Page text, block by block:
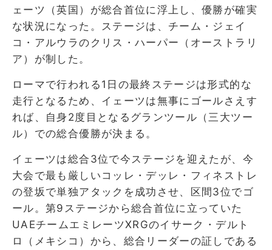
ェーツ（英国）が総合首位に浮上し、優勝が確実
な状況になった。ステージは、チーム・ジェイ
コ・アルウラのクリス・ハーパー（オーストラリ
ア）が制した。
ローマで行われる1日の最終ステージは形式的な
走行となるため、イェーツは無事にゴールさえす
れば、自身2度目となるグランツール（三大ツー
ル）での総合優勝が決まる。
イェーツは総合3位で今ステージを迎えたが、今
大会で最も厳しいコッレ・デッレ・フィネストレ
の登坂で単独アタックを成功させ、区間3位でゴ
ール。第9ステージから総合首位に立っていた
UAEチームエミレーツXRGのイサーク・デルト
ロ（メキシコ）から、総合リーダーの証しである